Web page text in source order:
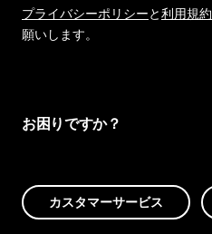
プライバシーポリシーと利用規約
願いします。
お困りですか？
カスタマーサービス